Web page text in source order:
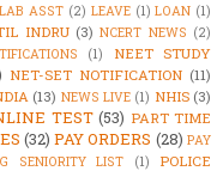
LAB ASST (2) LEAVE (1) LOAN (1)
INDRU (3) NCERT NEWS (2)
(1)
NEET STUDY
NET-SET NOTIFICATION (11)
(13) NEWS LIVE (1) NHIS (3)
TEST (53) PART TIME
(32) PAY ORDERS (28) PAY
SENIORITY LIST (1)
POLICE